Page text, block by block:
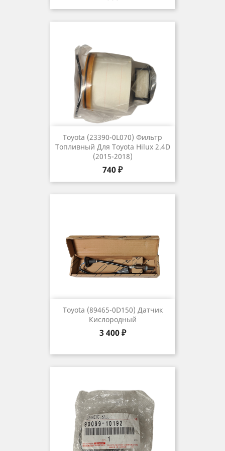
Toyota (23390-0L070) Фильтр
Топливный Для Toyota Hilux 2.4D
(2015-2018)
Цена
740 ₽
Toyota (89465-0D150) Датчик
Кислородный
Цена
3 400 ₽